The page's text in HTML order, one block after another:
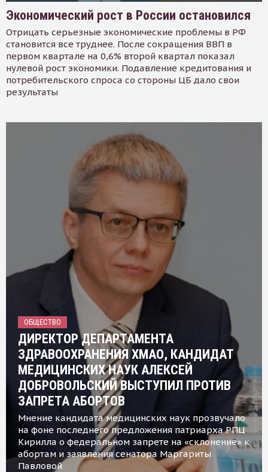
Экономический рост в России остановился
Отрицать серьезные экономические проблемы в РФ
становится все труднее. После сокращения ВВП в
первом квартале на 0,6% второй квартал показал
нулевой рост экономики. Подавление кредитования и
потребительского спроса со стороны ЦБ дало свои
результаты
ОБЩЕСТВО
ДИРЕКТОР ДЕПАРТАМЕНТА
ЗДРАВООХРАНЕНИЯ ХМАО, КАНДИДАТ
МЕДИЦИНСКИХ НАУК АЛЕКСЕЙ
ДОБРОВОЛЬСКИЙ ВЫСТУПИЛ ПРОТИВ
ЗАПРЕТА АБОРТОВ
Мнение кандидата медицинских наук прозвучало
на фоне последнего предложения патриарха РПЦ
Кирилла о федеральном запрете на «склонение» к
абортам и заявления сенатора Маргариты
Павловой